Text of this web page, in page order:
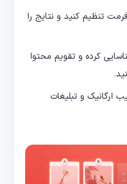
تنظیم کنید و نتایج را
کرده و تقویم محتوا
ارگانیک و تبلیغات